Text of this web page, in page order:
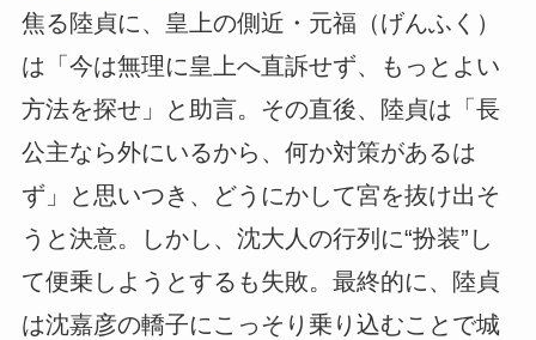
焦る陸貞に、皇上の側近・元福（げんふく）
は「今は無理に皇上へ直訴せず、もっとよい
方法を探せ」と助言。その直後、陸貞は「長
公主なら外にいるから、何か対策があるは
ず」と思いつき、どうにかして宮を抜け出そ
うと決意。しかし、沈大人の行列に“扮装”し
て便乗しようとするも失敗。最終的に、陸貞
は沈嘉彦の轎子にこっそり乗り込むことで城